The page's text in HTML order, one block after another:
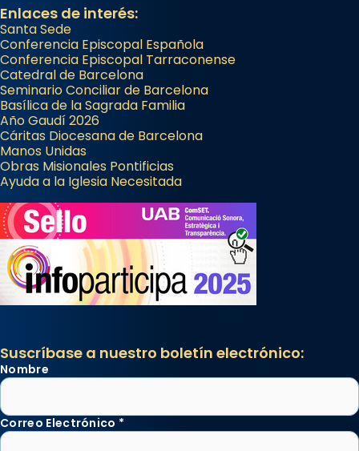
Enlaces de interés:
Santa Sede
Conferencia Episcopal Española
Conferencia Episcopal Tarraconense
Catedral de Barcelona
Seminario Conciliar de Barcelona
Basílica de la Sagrada Familia
Año Gaudí 2026
Cáritas Diocesana de Barcelona
Manos Unidas
Obras Misionales Pontificias
Ayuda a la Iglesia Necesitada
Suscríbase a nuestro boletín electrónico:
Nombre
Correo Electrónico *